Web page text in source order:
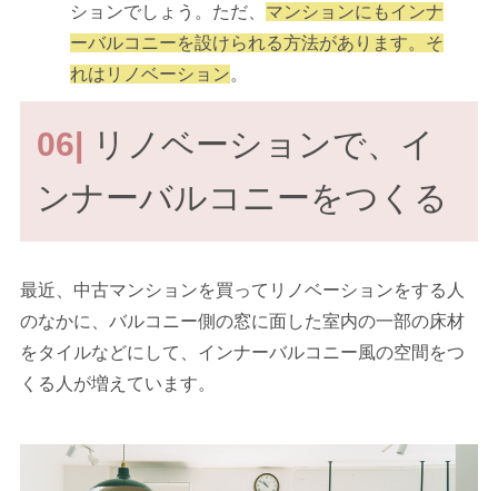
ションでしょう。ただ、 マンションにもインナ
ーバルコニーを設けられる方法があります。そ
れはリノベーション。
06| リノベーションで、イ
ンナーバルコニーをつくる
最近、中古マンションを買ってリノベーションをする人
のなかに、バルコニー側の窓に面した室内の一部の床材
をタイルなどにして、インナーバルコニー風の空間をつ
くる人が増えています。